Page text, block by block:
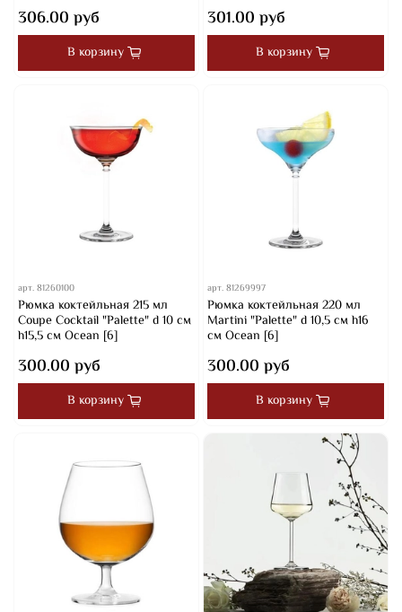
306.00 руб
В корзину
301.00 руб
В корзину
арт.81260100
Рюмка коктейльная 215 мл
Coupe Cocktail "Palette" d 10 см
h15,5 см Ocean [6]
300.00 руб
В корзину
арт.81269997
Рюмка коктейльная 220 мл
Martini "Palette" d 10,5 см h16
см Ocean [6]
300.00 руб
В корзину